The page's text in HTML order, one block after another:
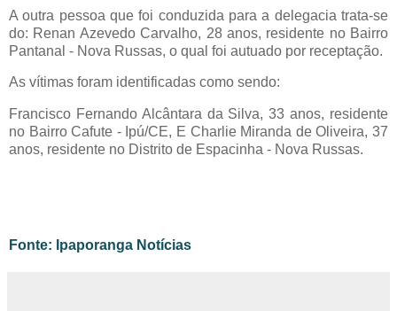
A outra pessoa que foi conduzida para a delegacia trata-se
do: Renan Azevedo Carvalho, 28 anos, residente no Bairro
Pantanal - Nova Russas, o qual foi autuado por receptação.
As vítimas foram identificadas como sendo:
Francisco Fernando Alcântara da Silva, 33 anos, residente
no Bairro Cafute - Ipú/CE, E Charlie Miranda de Oliveira, 37
anos, residente no Distrito de Espacinha - Nova Russas.
Fonte: Ipaporanga Notícias